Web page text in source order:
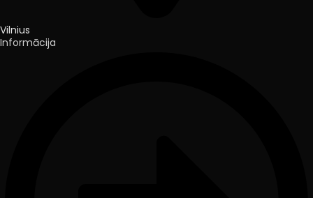
Vilnius
Informācija